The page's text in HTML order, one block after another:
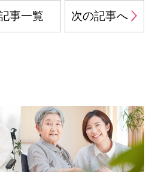
次の記事へ
事一覧